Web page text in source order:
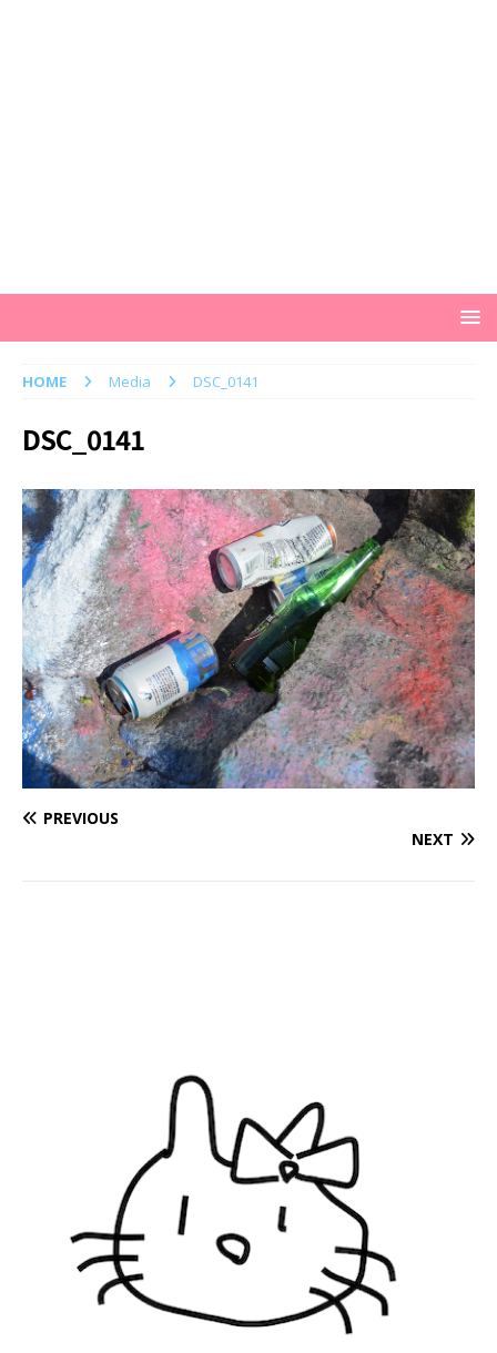
HOME Media DSC_0141
DSC_0141
PREVIOUS
NEXT